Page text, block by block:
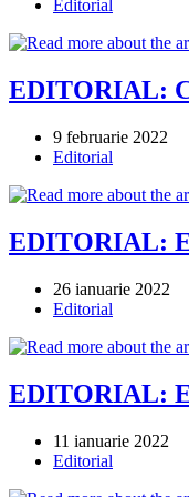
published:
Post
Editorial
EDITORIAL:
Post
published:
9 februarie 2022
Post
Editorial
EDITORIAL:
Post
published:
26 ianuarie 2022
Post
Editorial
EDITORIAL:
Post
published:
11 ianuarie 2022
Post
Editorial